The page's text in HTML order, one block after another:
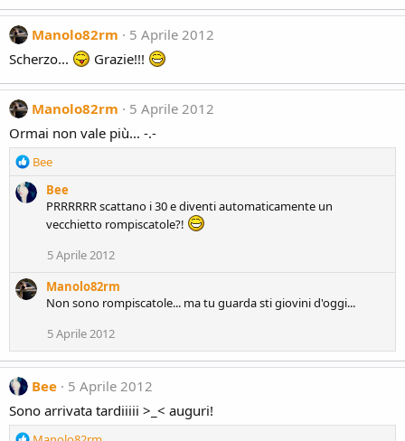
Manolo82rm
5 Aprile 2012
Scherzo...
Grazie!!!
Manolo82rm
5 Aprile 2012
Ormai non vale più... -.-
R
a
s
Bee
Bee
PRRRRRR scattano i 30 e diventi automaticamente un
vecchietto rompiscatole?!
5 Aprile 2012
Manolo82rm
Non sono rompiscatole... ma tu guarda sti giovini d'oggi...
5 Aprile 2012
Bee
5 Aprile 2012
Sono arrivata tardiiiii >_< auguri!